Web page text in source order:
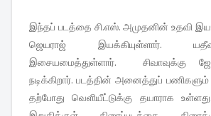
இந்தப் படத்தை சி.எஸ். அமுதனின் உதவி
ஜெயராஜ் இயக்கியுள்ளார்.
இசையமைத்துள்ளார். சிவாவுக்கு
நடிக்கிறார். படத்தின் அனைத்துப் பணிகளும்
தற்போது வெளியீட்டுக்கு தயாராக